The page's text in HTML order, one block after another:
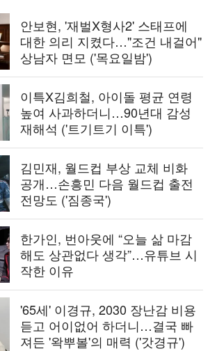
안보현, '재벌X형사2' 스태프에
대한 의리 지켰다…"조건 내걸어"
상남자 면모 ('목요일밤')
이특X김희철, 아이돌 평균 연령
높여 사과하더니…90년대 감성
재해석 ('트기트기 이특')
김민재, 월드컵 부상 교체 비화
공개…손흥민 다음 월드컵 출전
전망도 ('짐종국')
한가인, 번아웃에 “오늘 삶 마감
해도 상관없다 생각”…유튜브 시
작한 이유
'65세' 이경규, 2030 장난감 비용
듣고 어이없어 하더니…결국 빠
져든 '왁뿌볼'의 매력 ('갓경규')